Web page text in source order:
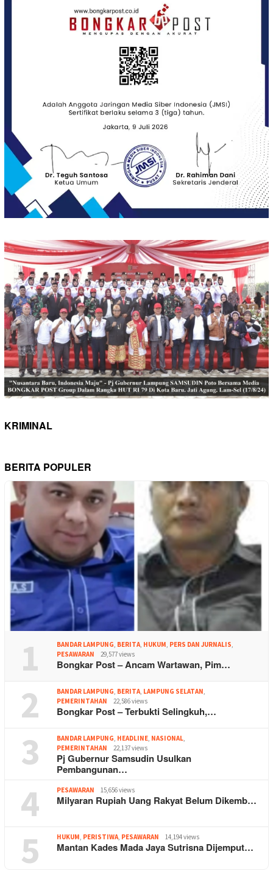
KRIMINAL
BERITA POPULER
1 BANDAR LAMPUNG, BERITA, HUKUM, PERS DAN JURNALIS,
PESAWARAN
29,577 views
Bongkar Post – Ancam Wartawan, Pim…
2 BANDAR LAMPUNG, BERITA, LAMPUNG SELATAN,
PEMERINTAHAN
22,586 views
Bongkar Post – Terbukti Selingkuh,…
3 BANDAR LAMPUNG, HEADLINE, NASIONAL,
PEMERINTAHAN
22,137 views
Pj Gubernur Samsudin Usulkan
Pembangunan…
4 PESAWARAN 15,656 views
Milyaran Rupiah Uang Rakyat Belum Dikemb…
5 HUKUM, PERISTIWA, PESAWARAN 14,194 views
Mantan Kades Mada Jaya Sutrisna Dijemput…